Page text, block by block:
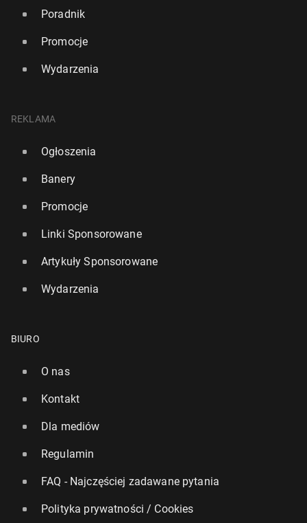
Poradnik
Promocje
Wydarzenia
REKLAMA
Ogłoszenia
Banery
Promocje
Linki Sponsorowane
Artykuły Sponsorowane
Wydarzenia
BIURO
O nas
Kontakt
Dla mediów
Regulamin
FAQ - Najczęściej zadawane pytania
Polityka prywatności / Cookies